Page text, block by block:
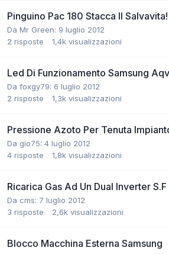
Pinguino Pac 180 Stacca Il Salvavita!
Da Mr Green: 9 luglio 2012
2 risposte 1,4k visualizzazioni
Led Di Funzionamento Samsung
Da foxgy79: 6 luglio 2012
2 risposte 1,3k visualizzazioni
Pressione Azoto Per Tenuta
Da gio75: 4 luglio 2012
4 risposte 1,8k visualizzazioni
Ricarica Gas Ad Un Dual Inverter S.F
Da cms: 7 luglio 2012
3 risposte 2,6k visualizzazioni
Blocco Macchina Esterna Samsung